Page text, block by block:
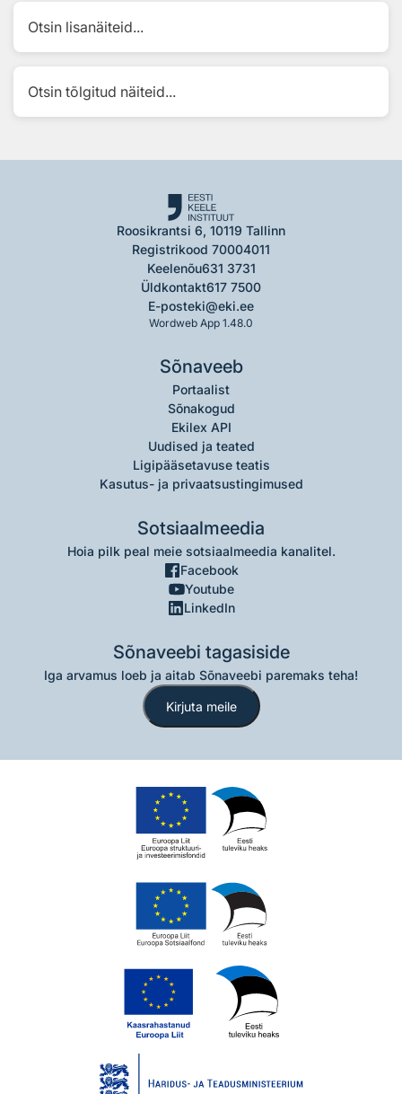
Otsin lisanäiteid...
Otsin tõlgitud näiteid...
Roosikrantsi 6, 10119 Tallinn
Registrikood 70004011
Keelenõu631 3731
Üldkontakt617 7500
E-posteki@eki.ee
Wordweb App 1.48.0
Sõnaveeb
Portaalist
Sõnakogud
Ekilex API
Uudised ja teated
Ligipääsetavuse teatis
Kasutus- ja privaatsustingimused
Sotsiaalmeedia
Hoia pilk peal meie sotsiaalmeedia kanalitel.
Facebook
Youtube
LinkedIn
Sõnaveebi tagasiside
Iga arvamus loeb ja aitab Sõnaveebi paremaks teha!
Kirjuta meile